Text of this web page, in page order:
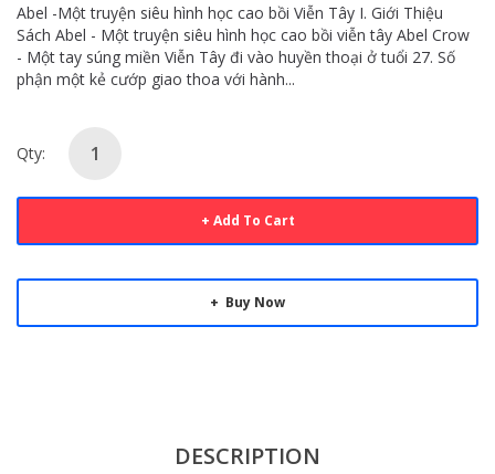
Abel -Một truyện siêu hình học cao bồi Viễn Tây I. Giới Thiệu
Sách Abel - Một truyện siêu hình học cao bồi viễn tây Abel Crow
- Một tay súng miền Viễn Tây đi vào huyền thoại ở tuổi 27. Số
phận một kẻ cướp giao thoa với hành...
Qty:
Add To Cart
Buy Now
DESCRIPTION